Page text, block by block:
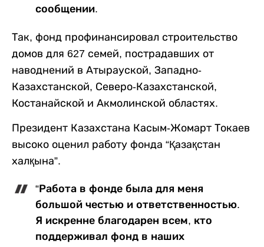
сообщении.
Так, фонд профинансировал строительство
домов для 627 семей, пострадавших от
наводнений в Атырауской, Западно-
Казахстанской, Северо-Казахстанской,
Костанайской и Акмолинской областях.
Президент Казахстана Касым-Жомарт Токаев
высоко оценил работу фонда “Қазақстан
халқына”.
“Работа в фонде была для меня
большой честью и ответственностью.
Я искренне благодарен всем, кто
поддерживал фонд в наших